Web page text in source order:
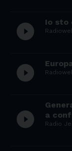
play_circle_filled Io sto
play_circle_filled
play_circle_filled
a
Radio